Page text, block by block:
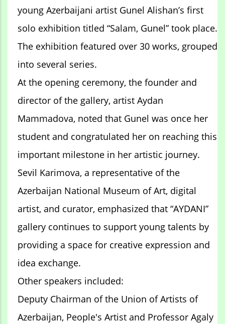
young Azerbaijani artist Gunel Alishan’s first
solo exhibition titled “Salam, Gunel” took place.
The exhibition featured over 30 works, grouped
into several series.
At the opening ceremony, the founder and
director of the gallery, artist Aydan
Mammadova, noted that Gunel was once her
student and congratulated her on reaching this
important milestone in her artistic journey.
Sevil Karimova, a representative of the
Azerbaijan National Museum of Art, digital
artist, and curator, emphasized that “AYDANI”
gallery continues to support young talents by
providing a space for creative expression and
idea exchange.
Other speakers included:
Deputy Chairman of the Union of Artists of
Azerbaijan, People's Artist and Professor Agaly